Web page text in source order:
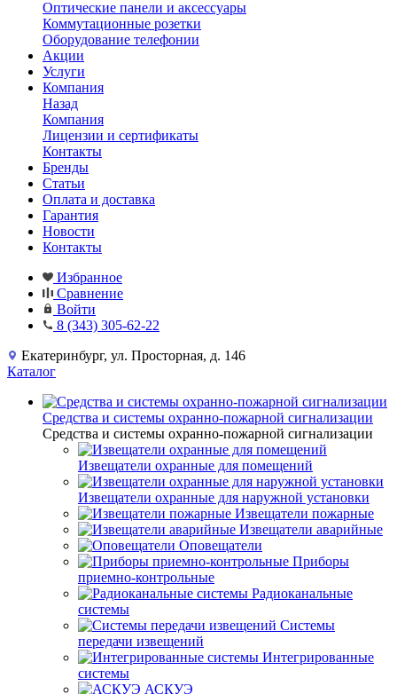
Оптические панели и аксессуары
Коммутационные розетки
Оборудование телефонии
Акции
Услуги
Компания
Назад
Компания
Лицензии и сертификаты
Контакты
Бренды
Статьи
Оплата и доставка
Гарантия
Новости
Контакты
Избранное
Сравнение
Войти
8 (343) 305-62-22
Екатеринбург, ул. Просторная, д. 146
Каталог
Средства и системы охранно-пожарной сигнализации
Средства и системы охранно-пожарной сигнализации
Извещатели охранные для помещений
Извещатели охранные для наружной установки
Извещатели пожарные
Извещатели аварийные
Оповещатели
Приборы
приемно-контрольные
Радиоканальные
системы
Системы
передачи извещений
Интегрированные
системы
АСКУЭ